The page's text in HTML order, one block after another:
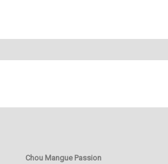
Chou Mangue Passion